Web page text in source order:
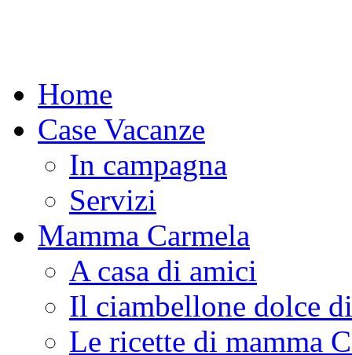
Home
Case Vacanze
In campagna
Servizi
Mamma Carmela
A casa di amici
Il ciambellone dolce
Le ricette di mamma